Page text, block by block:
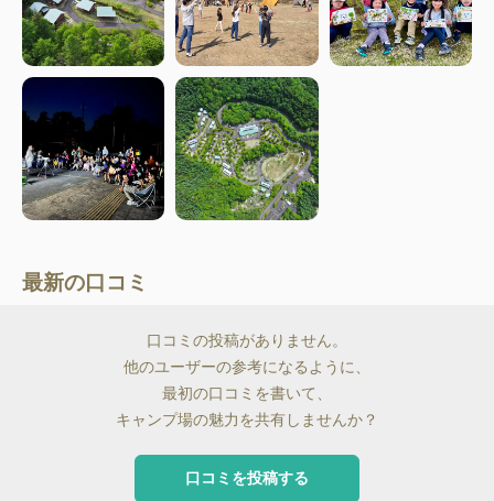
最新の口コミ
口コミの投稿がありません。
他のユーザーの参考になるように、
最初の口コミを書いて、
キャンプ場の魅力を共有しませんか？
口コミを投稿する